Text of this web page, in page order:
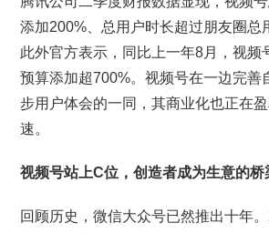
添加200%、总用户时长超过朋友圈总
此外官方表示，同比上一年8月，视频
预算添加超700%。视频号在一边完善
步用户体会的一同，其商业化也正在
速。
视频号站上C位，创造者成为生意的桥
回顾历史，微信大众号已然推出十年